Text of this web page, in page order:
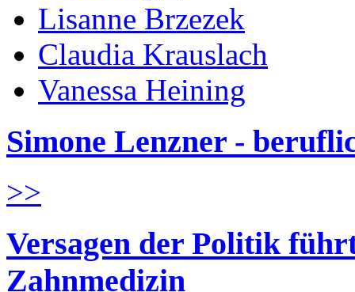
Lisanne Brzezek
Claudia Krauslach
Vanessa Heining
Simone Lenzner -
>>
Versagen der Politik
Zahnmedizin